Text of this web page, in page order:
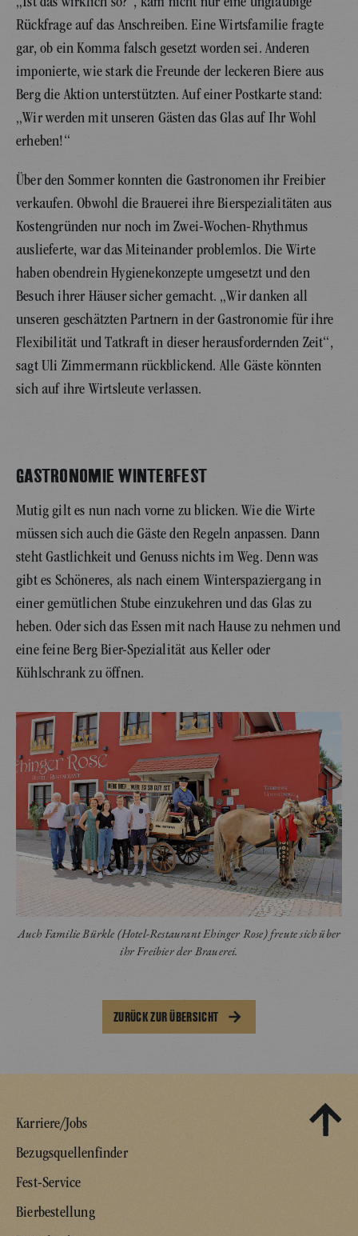
„Ist das wirklich so?“, kam nicht nur eine ungläubige
Rückfrage auf das Anschreiben. Eine Wirtsfamilie fragte
gar, ob ein Komma falsch gesetzt worden sei. Anderen
imponierte, wie stark die Freunde der leckeren Biere aus
Berg die Aktion unterstützten. Auf einer Postkarte stand:
„Wir werden mit unseren Gästen das Glas auf Ihr Wohl
erheben!“
Über den Sommer konnten die Gastronomen ihr Freibier
verkaufen. Obwohl die Brauerei ihre Bierspezialitäten aus
Kostengründen nur noch im Zwei-Wochen-Rhythmus
auslieferte, war das Miteinander problemlos. Die Wirte
haben obendrein Hygienekonzepte umgesetzt und den
Besuch ihrer Häuser sicher gemacht. „Wir danken all
unseren geschätzten Partnern in der Gastronomie für ihre
Flexibilität und Tatkraft in dieser herausfordernden Zeit“,
sagt Uli Zimmermann rückblickend. Alle Gäste könnten
sich auf ihre Wirtsleute verlassen.
Auch Familie Bürkle (Hotel-Restaurant Ehinger Rose) freute sich über
ihr Freibier der Brauerei.
GASTRONOMIE WINTERFEST
Mutig gilt es nun nach vorne zu blicken. Wie die Wirte
müssen sich auch die Gäste den Regeln anpassen. Dann
steht Gastlichkeit und Genuss nichts im Weg. Denn was
gibt es Schöneres, als nach einem Winterspaziergang in
einer gemütlichen Stube einzukehren und das Glas zu
heben. Oder sich das Essen mit nach Hause zu nehmen und
eine feine Berg Bier-Spezialität aus Keller oder
Kühlschrank zu öffnen.
ZURÜCK ZUR ÜBERSICHT
Karriere/Jobs
Bezugsquellenfinder
Fest-Service
Bierbestellung